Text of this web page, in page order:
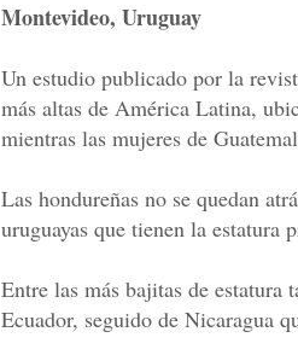
Montevideo, Uruguay
Un estudio publicado por la
más altas de América Latina,
mientras las mujeres de
Las hondureñas no se quedan
uruguayas que tienen la estatura
Entre las más bajitas de estatura
Ecuador, seguido de Nicaragua